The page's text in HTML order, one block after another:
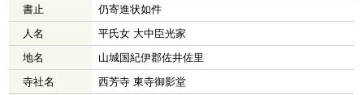
書止
仍寄進状如件
人名
平氏女 大中臣光家
地名
山城国紀伊郡佐井佐里
寺社名
西芳寺 東寺御影堂